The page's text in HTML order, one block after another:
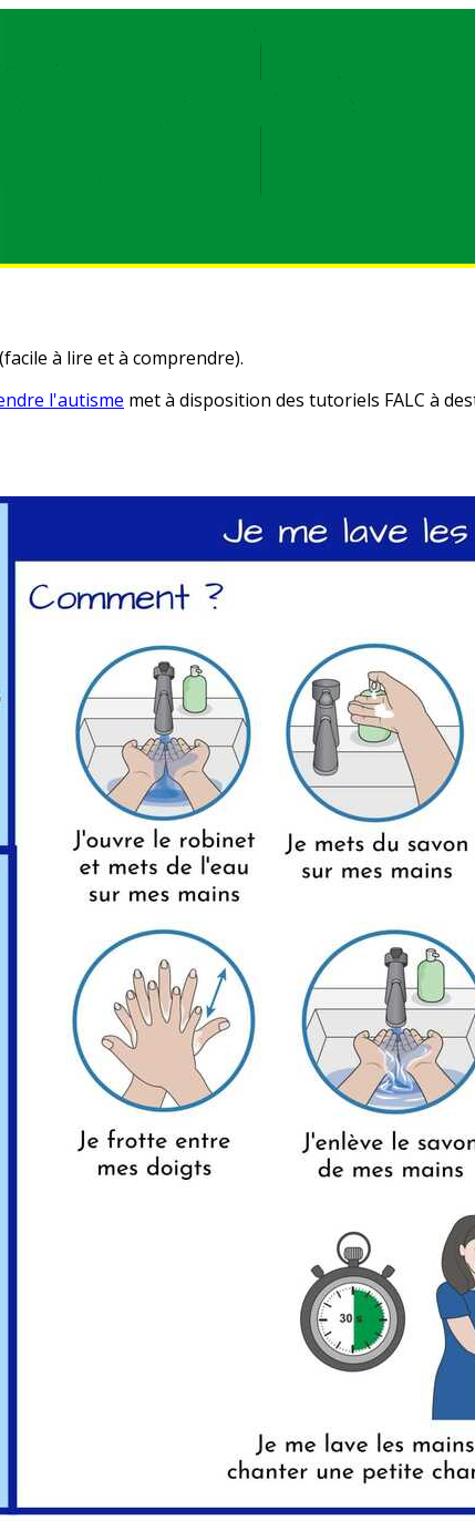
à lire et à comprendre).
l'autisme met à disposition des tutoriels FALC à